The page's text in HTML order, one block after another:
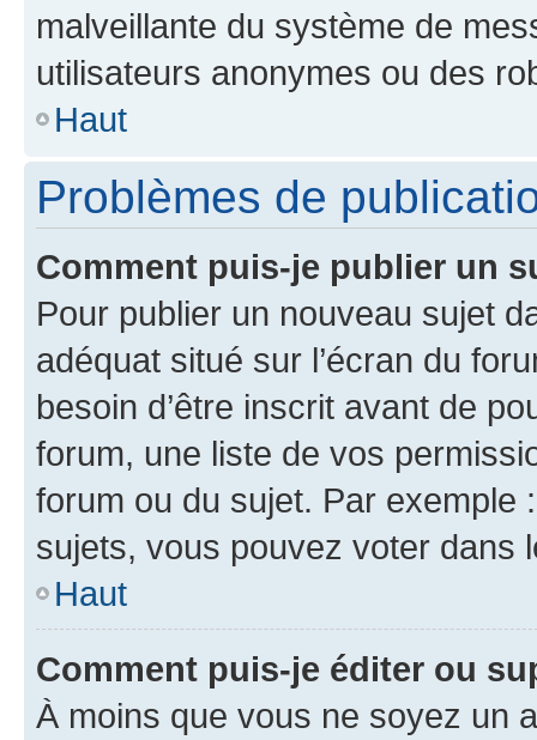
malveillante du système de
utilisateurs anonymes ou des
Haut
Problèmes de
Comment puis-je publier un
Pour publier un nouveau sujet
adéquat situé sur l’écran du
besoin d’être inscrit avant de
forum, une liste de vos
forum ou du sujet. Par exemple
sujets, vous pouvez voter dans
Haut
Comment puis-je éditer ou
À moins que vous ne soyez un